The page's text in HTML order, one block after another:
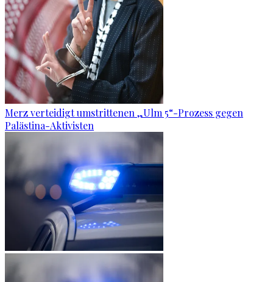
Merz verteidigt umstrittenen „Ulm 5“-Prozess gegen
Palästina-Aktivisten